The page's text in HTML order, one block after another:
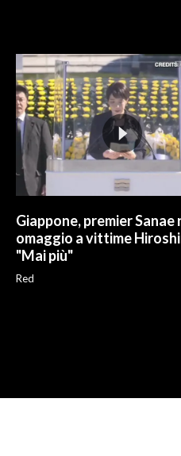
Giappone, premier Sanae
omaggio a vittime
"Mai più"
Red